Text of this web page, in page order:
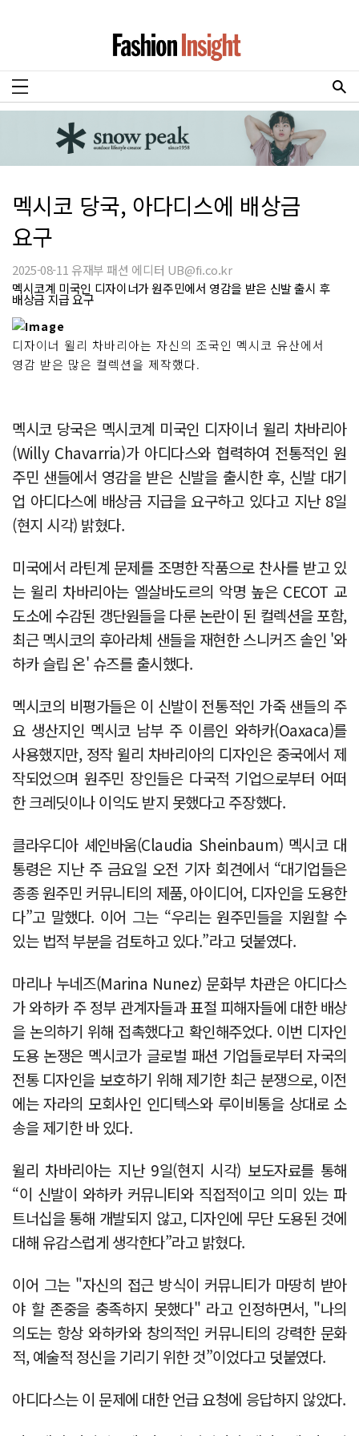
멕시코 당국, 아다디스에 배상금
요구
2025-08-11 유재부 패션 에디터 UB@fi.co.kr
멕시코계 미국인 디자이너가 원주민에서 영감을 받은 신발 출시 후
배상금 지급 요구
디자이너 윌리 차바리아는 자신의 조국인 멕시코 유산에서
영감 받은 많은 컬렉션을 제작했다.
멕시코 당국은 멕시코계 미국인 디자이너 윌리 차바리아
(Willy Chavarria)가 아디다스와 협력하여 전통적인 원
주민 샌들에서 영감을 받은 신발을 출시한 후, 신발 대기
업 아디다스에 배상금 지급을 요구하고 있다고 지난 8일
(현지 시각) 밝혔다.
미국에서 라틴계 문제를 조명한 작품으로 찬사를 받고 있
는 윌리 차바리아는 엘살바도르의 악명 높은 CECOT 교
도소에 수감된 갱단원들을 다룬 논란이 된 컬렉션을 포함,
최근 멕시코의 후아라체 샌들을 재현한 스니커즈 솔인 '와
하카 슬립 온' 슈즈를 출시했다.
멕시코의 비평가들은 이 신발이 전통적인 가죽 샌들의 주
요 생산지인 멕시코 남부 주 이름인 와하카(Oaxaca)를
사용했지만, 정작 윌리 차바리아의 디자인은 중국에서 제
작되었으며 원주민 장인들은 다국적 기업으로부터 어떠
한 크레딧이나 이익도 받지 못했다고 주장했다.
클라우디아 셰인바움(Claudia Sheinbaum) 멕시코 대
통령은 지난 주 금요일 오전 기자 회견에서 “대기업들은
종종 원주민 커뮤니티의 제품, 아이디어, 디자인을 도용한
다”고 말했다. 이어 그는 “우리는 원주민들을 지원할 수
있는 법적 부분을 검토하고 있다.”라고 덧붙였다.
마리나 누네즈(Marina Nunez) 문화부 차관은 아디다스
가 와하카 주 정부 관계자들과 표절 피해자들에 대한 배상
을 논의하기 위해 접촉했다고 확인해주었다. 이번 디자인
도용 논쟁은 멕시코가 글로벌 패션 기업들로부터 자국의
전통 디자인을 보호하기 위해 제기한 최근 분쟁으로, 이전
에는 자라의 모회사인 인디텍스와 루이비통을 상대로 소
송을 제기한 바 있다.
윌리 차바리아는 지난 9일(현지 시각) 보도자료를 통해
“이 신발이 와하카 커뮤니티와 직접적이고 의미 있는 파
트너십을 통해 개발되지 않고, 디자인에 무단 도용된 것에
대해 유감스럽게 생각한다”라고 밝혔다.
이어 그는 "자신의 접근 방식이 커뮤니티가 마땅히 받아
야 할 존중을 충족하지 못했다" 라고 인정하면서, "나의
의도는 항상 와하카와 창의적인 커뮤니티의 강력한 문화
적, 예술적 정신을 기리기 위한 것”이었다고 덧붙였다.
아디다스는 이 문제에 대한 언급 요청에 응답하지 않았다.